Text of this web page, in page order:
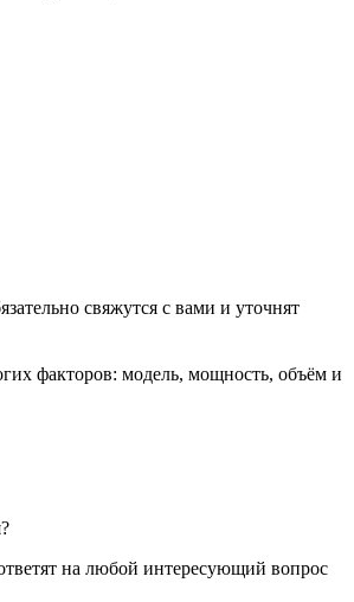
свяжутся с вами и уточнят
факторов: модель, мощность, объём и
на любой интересующий вопрос